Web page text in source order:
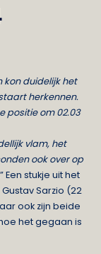
kon duidelijk het
herkennen.
positie om 02.03
vlam, het
ook over op
” Een stukje uit het
Sarzio (22
ook zijn beide
het gegaan is